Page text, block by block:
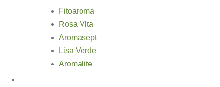
Fitoaroma
Rosa Vita
Aromasept
Lisa Verde
Aromalite